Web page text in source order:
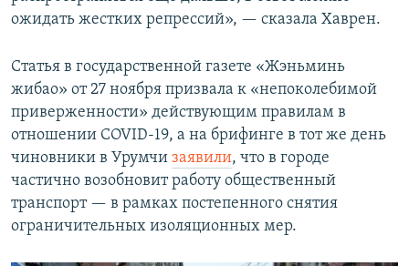
ожидать жестких репрессий», — сказала Хаврен.
Статья в государственной газете «Жэньминь
жибао» от 27 ноября призвала к «непоколебимой
приверженности» действующим правилам в
отношении COVID-19, а на брифинге в тот же день
чиновники в Урумчи заявили, что в городе
частично возобновит работу общественный
транспорт — в рамках постепенного снятия
ограничительных изоляционных мер.